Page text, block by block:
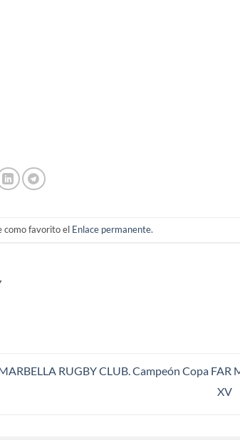
como favorito el Enlace permanente.
RUGBY CLUB. Campeón Copa FAR
XV